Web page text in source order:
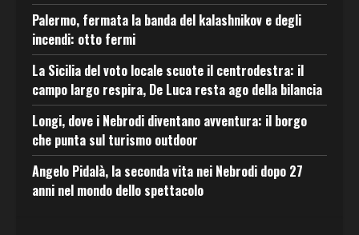
Palermo, fermata la banda del kalashnikov e degli
incendi: otto fermi
La Sicilia del voto locale scuote il centrodestra: il
campo largo respira, De Luca resta ago della bilancia
Longi, dove i Nebrodi diventano avventura: il borgo
che punta sul turismo outdoor
Angelo Pidalà, la seconda vita nei Nebrodi dopo 27
anni nel mondo dello spettacolo